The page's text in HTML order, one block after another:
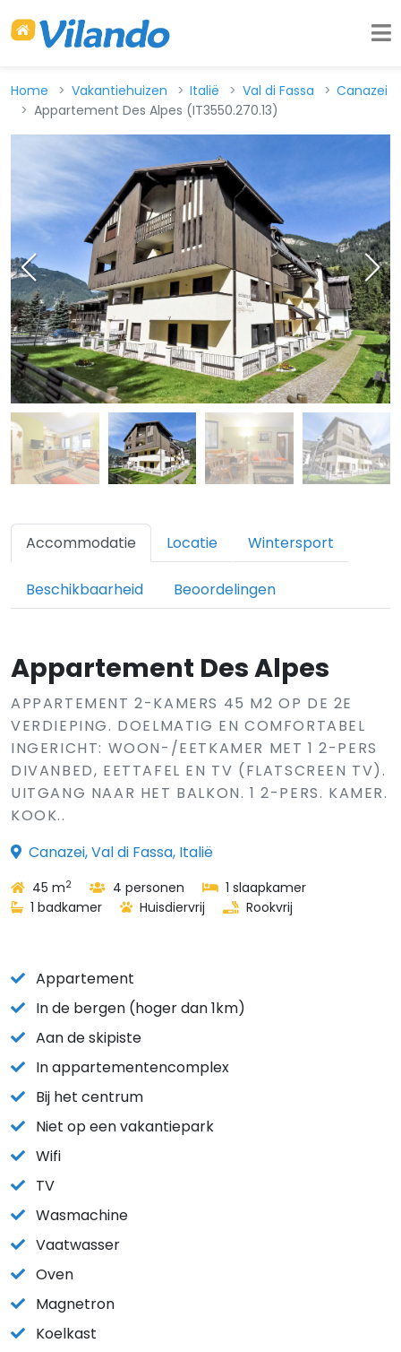
Home Vakantiehuizen Italië Val di Fassa
Canazei
Appartement Des Alpes (IT3550.270.13)
Accommodatie Locatie Wintersport
Beschikbaarheid Beoordelingen
Appartement Des Alpes
APPARTEMENT 2-KAMERS 45 M2 OP DE 2E
VERDIEPING. DOELMATIG EN COMFORTABEL
INGERICHT: WOON-/EETKAMER MET 1 2-PERS
DIVANBED, EETTAFEL EN TV (FLATSCREEN TV).
UITGANG NAAR HET BALKON. 1 2-PERS. KAMER.
KOOK..
Canazei, Val di Fassa, Italië
45 m2 4 personen
1 slaapkamer
1 badkamer
Huisdiervrij Rookvrij
Appartement
In de bergen (hoger dan 1km)
Aan de skipiste
In appartementencomplex
Bij het centrum
Niet op een vakantiepark
Wifi
TV
Wasmachine
Vaatwasser
Oven
Magnetron
Koelkast